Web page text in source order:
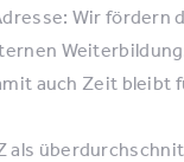
Wir fördern
auch Zeit bleibt
als